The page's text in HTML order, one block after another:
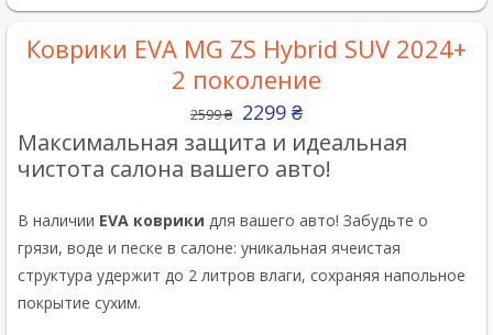
Коврики EVA MG ZS Hybrid SUV 2024+
2 поколение
2599₴ 2299 ₴
Максимальная защита и идеальная
чистота салона вашего авто!
В наличии EVA коврики для вашего авто! Забудьте о
грязи, воде и песке в салоне: уникальная ячеистая
структура удержит до 2 литров влаги, сохраняя напольное
покрытие сухим.